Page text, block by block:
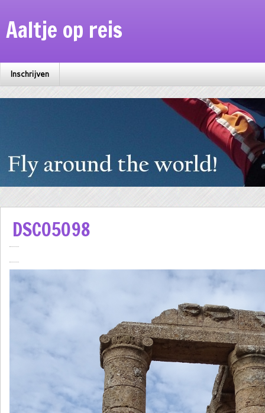
Aaltje op reis
Inschrijven
DSC05098